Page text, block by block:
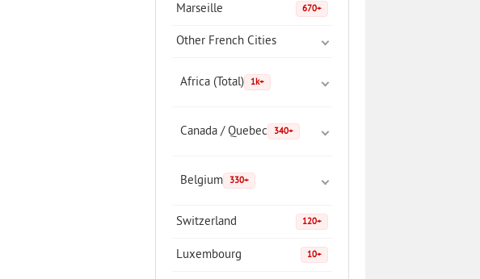
Marseille 670+
Other French Cities
Africa (Total) 1k+
Canada / Quebec 340+
Belgium 330+
Switzerland 120+
Luxembourg 10+